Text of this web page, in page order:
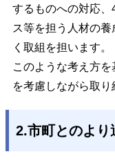
するものへの対応
ス等を担う人材の
く取組を担います。
このような考え方
を考慮しながら取り
2.市町とのより